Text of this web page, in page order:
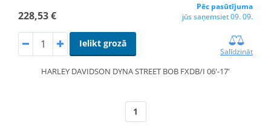
228,53 €
Pēc pasūtījuma
jūs saņemsiet 09. 09.
Ielikt grozā
Salīdzināt
HARLEY DAVIDSON DYNA STREET BOB FXDB/I 06'-17'
1